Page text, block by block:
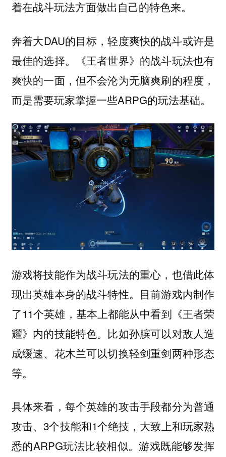
着在战斗玩法方面做出自己的特色来。
奔着大DAU的目标，轻度爽快的战斗或许是
最佳的选择。《王者世界》的战斗玩法也有
爽快的一面，但不会沦为无脑爽刷的程度，
而是需要玩家掌握一些ARPG的玩法基础。
游戏将技能作为战斗玩法的重心，也借此体
现出英雄本身的战斗特性。目前游戏内制作
了11个英雄，基本上都能从中看到《王者荣
耀》内的技能特色。比如孙膑可以对敌人造
成缓速、花木兰可以切换轻剑重剑两种形态
等。
具体来看，每个英雄的攻击手段都分为普通
攻击、3个技能和1个绝技，大致上和玩家熟
悉的ARPG玩法比较相似。游戏既能够发挥